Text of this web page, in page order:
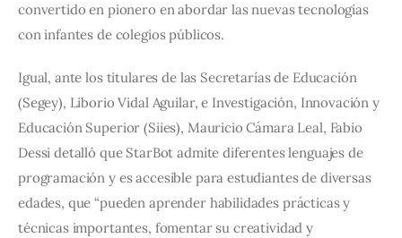
convertido en pionero en abordar las nuevas tecnologías
con infantes de colegios públicos.
Igual, ante los titulares de las Secretarías de Educación
(Segey), Liborio Vidal Aguilar, e Investigación, Innovación y
Educación Superior (Siies), Mauricio Cámara Leal, Fabio
Dessi detalló que StarBot admite diferentes lenguajes de
programación y es accesible para estudiantes de diversas
edades, que “pueden aprender habilidades prácticas y
técnicas importantes, fomentar su creatividad y